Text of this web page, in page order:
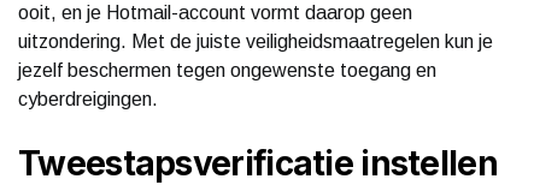
ooit, en je Hotmail-account vormt daarop geen
uitzondering. Met de juiste veiligheidsmaatregelen kun je
jezelf beschermen tegen ongewenste toegang en
cyberdreigingen.
Tweestapsverificatie instellen